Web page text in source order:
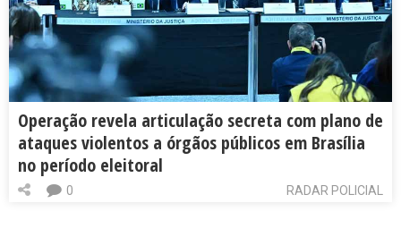
Operação revela articulação secreta com plano de
ataques violentos a órgãos públicos em Brasília
no período eleitoral
RADAR POLICIAL
0